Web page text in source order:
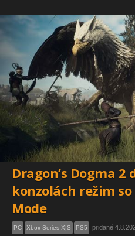
Dragon’s Dogma 2
konzolách režim
Mode
PC Xbox Series X|S PS5 pridané